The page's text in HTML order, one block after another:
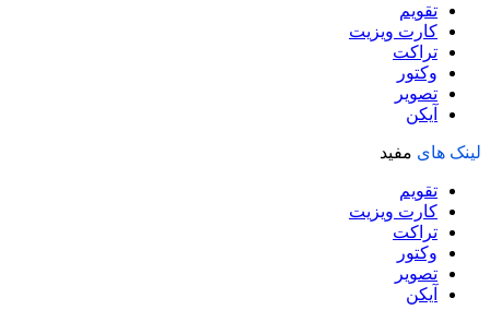
تقویم
کارت ویزیت
تراکت
وکتور
تصویر
آیکن
لینک های مفید
تقویم
کارت ویزیت
تراکت
وکتور
تصویر
آیکن